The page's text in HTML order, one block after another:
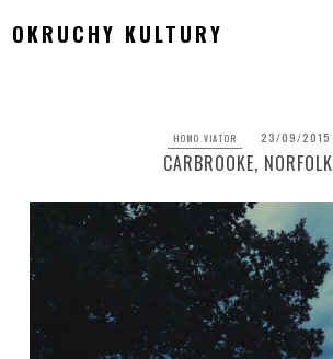
toOKRUCHY KULTURY
HOMO VIATOR 23/09/2015
CARBROOKE, NORFOLK